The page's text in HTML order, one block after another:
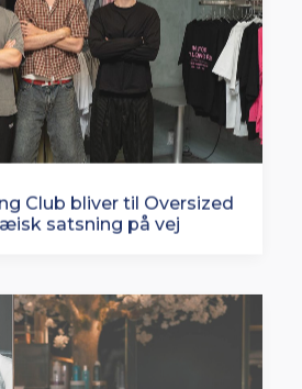
Club bliver til Oversized
satsning på vej